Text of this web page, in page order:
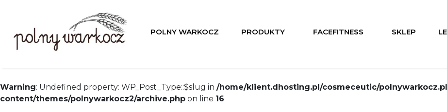
POLNY WARKOCZ PRODUKTY FACEFITNESS SKLEP
: Undefined property: WP_Post_Type::$taxonomy in
content/themes/polnywarkocz2/archive.phpon line13
Warning : Undefined property: WP_Post_Type::$term_id in
Warning: Undefined property: WP_Post_Type::$slug in /home/klient.dhosting.pl/cosmeceutic/
content/themes/polnywarkocz2/archive.php on line 16